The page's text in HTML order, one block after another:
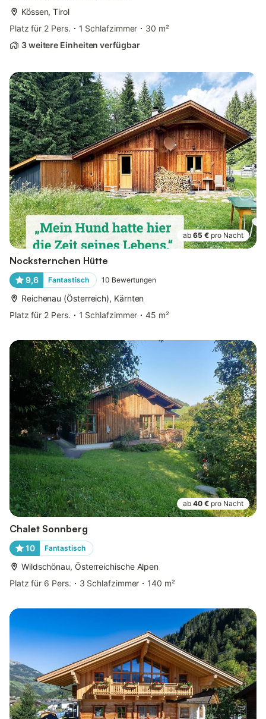
Kössen, Tirol
Platz für 2 Pers.
1 Schlafzimmer
30 m²
3 weitere Einheiten verfügbar
ab 65 € pro Nacht
Nocksternchen Hütte
9,6 Fantastisch 10 Bewertungen
Reichenau (Österreich), Kärnten
Platz für 2 Pers.
1 Schlafzimmer 45 m²
ab 40 € pro Nacht
Chalet Sonnberg
10 Fantastisch
Wildschönau, Österreichische Alpen
Platz für 6 Pers.
3 Schlafzimmer 140 m²